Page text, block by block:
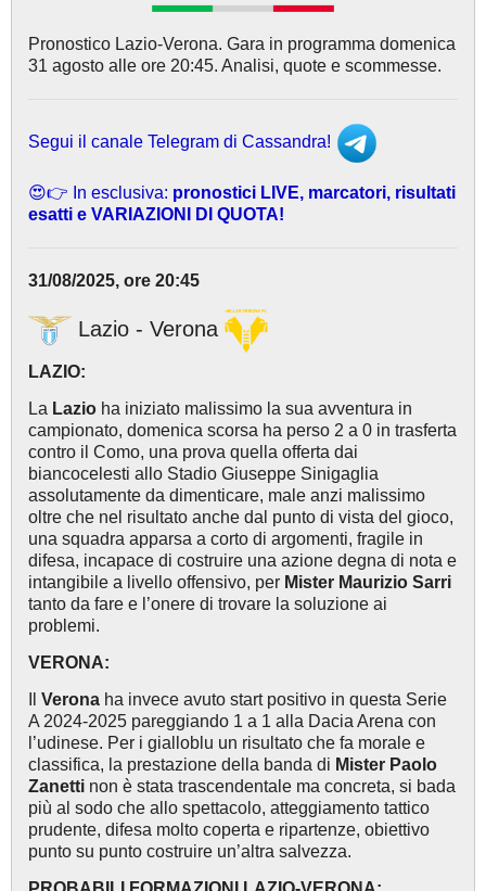
Pronostico Lazio-Verona. Gara in programma domenica
31 agosto alle ore 20:45. Analisi, quote e scommesse.
Segui il canale Telegram di Cassandra!
😍👉 In esclusiva: pronostici LIVE, marcatori, risultati
esatti e VARIAZIONI DI QUOTA!
31/08/2025, ore 20:45
Lazio - Verona
LAZIO:
La Lazio ha iniziato malissimo la sua avventura in
campionato, domenica scorsa ha perso 2 a 0 in trasferta
contro il Como, una prova quella offerta dai
biancocelesti allo Stadio Giuseppe Sinigaglia
assolutamente da dimenticare, male anzi malissimo
oltre che nel risultato anche dal punto di vista del gioco,
una squadra apparsa a corto di argomenti, fragile in
difesa, incapace di costruire una azione degna di nota e
intangibile a livello offensivo, per Mister Maurizio Sarri
tanto da fare e l’onere di trovare la soluzione ai
problemi.
VERONA:
Verona ha invece avuto start positivo in questa Serie
A 2024-2025 pareggiando 1 a 1 alla Dacia Arena con
l’udinese. Per i gialloblu un risultato che fa morale e
classifica, la prestazione della banda di Mister Paolo
Zanetti non è stata trascendentale ma concreta, si bada
più al sodo che allo spettacolo, atteggiamento tattico
prudente, difesa molto coperta e ripartenze, obiettivo
punto su punto costruire un’altra salvezza.